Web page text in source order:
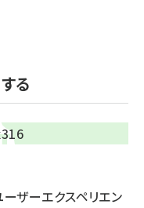
る
ーザーエクスペリエン